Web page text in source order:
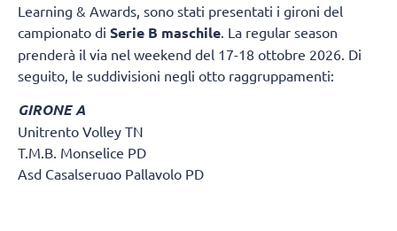
Learning & Awards, sono stati presentati i gironi del
campionato di Serie B maschile . La regular season
prenderà il via nel weekend del 17-18 ottobre 2026. Di
seguito, le suddivisioni negli otto raggruppamenti:
GIRONE A
Unitrento Volley TN
T.M.B. Monselice PD
Asd Casalserugo Pallavolo PD